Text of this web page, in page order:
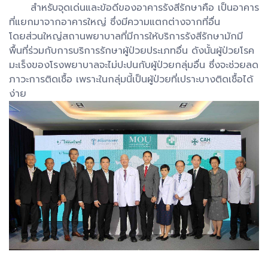
สำหรับจุดเด่นและข้อดีของอาคารรังสีรักษาคือ เป็นอาคาร
ที่แยกมาจากอาคารใหญ่ ซึ่งมีความแตกต่างจากที่อื่น
โดยส่วนใหญ่สถานพยาบาลที่มีการให้บริการรังสีรักษามักมี
พื้นที่ร่วมกับการบริการรักษาผู้ป่วยประเภทอื่น ดังนั้นผู้ป่วยโรค
มะเร็งของโรงพยาบาลจะไม่ปะปนกับผู้ป่วยกลุ่มอื่น ซึ่งจะช่วยลด
ภาวะการติดเชื้อ เพราะในกลุ่มนี้เป็นผู้ป่วยที่เปราะบางติดเชื้อได้
ง่าย